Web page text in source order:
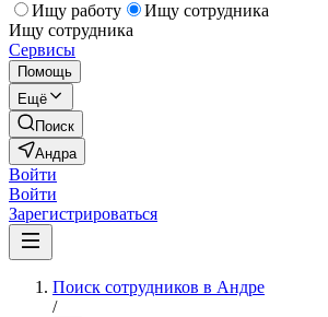
Ищу работу
Ищу сотрудника
Ищу сотрудника
Сервисы
Помощь
Ещё
Поиск
Андра
Войти
Войти
Зарегистрироваться
Поиск сотрудников в Андре
/